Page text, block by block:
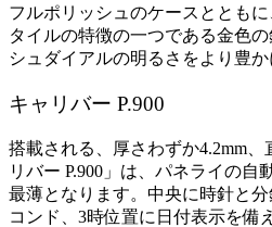
フルポリッシュのケースととも
タイルの特徴の一つである金色
シュダイアルの明るさをより豊か
キャリバー P.900
搭載される、厚さわずか4.2mm
リバー P.900」は、パネライの自
最薄となります。中央に時針と
コンド、3時位置に日付表示を備